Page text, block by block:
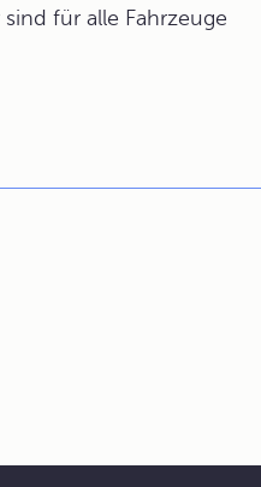
für alle Fahrzeuge